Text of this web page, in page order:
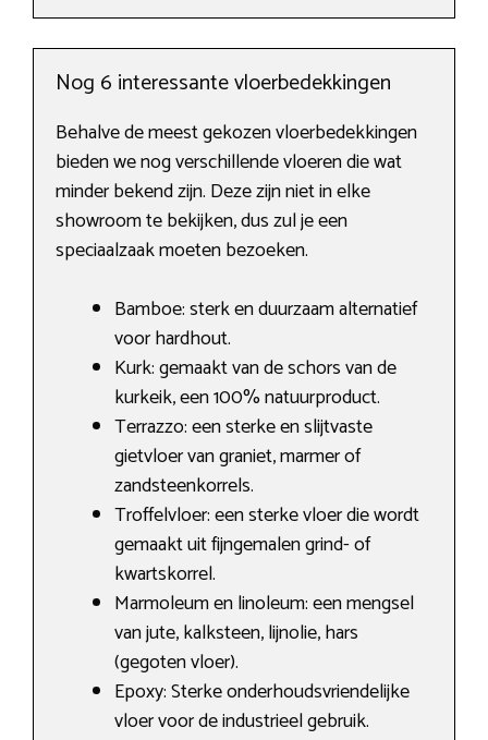
Nog 6 interessante vloerbedekkingen
Behalve de meest gekozen vloerbedekkingen
bieden we nog verschillende vloeren die wat
minder bekend zijn. Deze zijn niet in elke
showroom te bekijken, dus zul je een
speciaalzaak moeten bezoeken.
Bamboe: sterk en duurzaam alternatief
voor hardhout.
Kurk: gemaakt van de schors van de
kurkeik, een 100% natuurproduct.
Terrazzo: een sterke en slijtvaste
gietvloer van graniet, marmer of
zandsteenkorrels.
Troffelvloer: een sterke vloer die wordt
gemaakt uit fijngemalen grind- of
kwartskorrel.
Marmoleum en linoleum: een mengsel
van jute, kalksteen, lijnolie, hars
(gegoten vloer).
Epoxy: Sterke onderhoudsvriendelijke
vloer voor de industrieel gebruik.